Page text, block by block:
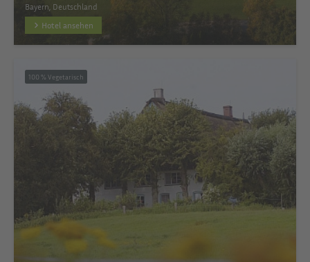
Bayern, Deutschland
Hotel ansehen
100 % Vegetarisch